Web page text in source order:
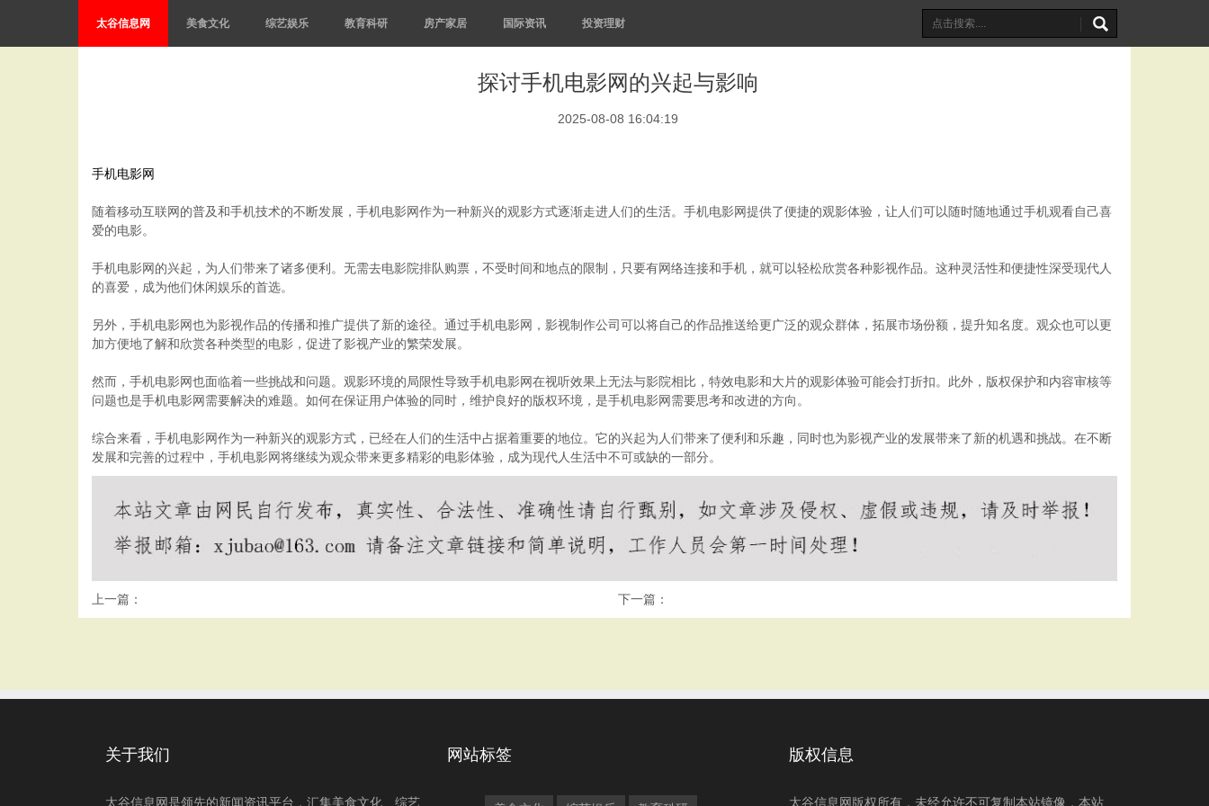
太谷信息网 美食文化 综艺娱乐 教育科研 房产家居 国际资讯 投资理财
探讨手机电影网的兴起与影响
2025-08-08 16:04:19
手机电影网
随着移动互联网的普及和手机技术的不断发展，手机电影网作为一种新兴的观影方式逐渐走进人们的生活。手机电影网提供了便捷的观影体验，让人们可以随时随地通过手机观看自己喜
爱的电影。
手机电影网的兴起，为人们带来了诸多便利。无需去电影院排队购票，不受时间和地点的限制，只要有网络连接和手机，就可以轻松欣赏各种影视作品。这种灵活性和便捷性深受现代人
的喜爱，成为他们休闲娱乐的首选。
另外，手机电影网也为影视作品的传播和推广提供了新的途径。通过手机电影网，影视制作公司可以将自己的作品推送给更广泛的观众群体，拓展市场份额，提升知名度。观众也可以更
加方便地了解和欣赏各种类型的电影，促进了影视产业的繁荣发展。
然而，手机电影网也面临着一些挑战和问题。观影环境的局限性导致手机电影网在视听效果上无法与影院相比，特效电影和大片的观影体验可能会打折扣。此外，版权保护和内容审核等
问题也是手机电影网需要解决的难题。如何在保证用户体验的同时，维护良好的版权环境，是手机电影网需要思考和改进的方向。
综合来看，手机电影网作为一种新兴的观影方式，已经在人们的生活中占据着重要的地位。它的兴起为人们带来了便利和乐趣，同时也为影视产业的发展带来了新的机遇和挑战。在不断
发展和完善的过程中，手机电影网将继续为观众带来更多精彩的电影体验，成为现代人生活中不可或缺的一部分。
上一篇： 下一篇：
关于我们
太谷信息网是领先的新闻资讯平台，汇集美食文化、综艺
网站标签 版权信息
太谷信息网版权所有，未经允许不可复制本站镜像，本站